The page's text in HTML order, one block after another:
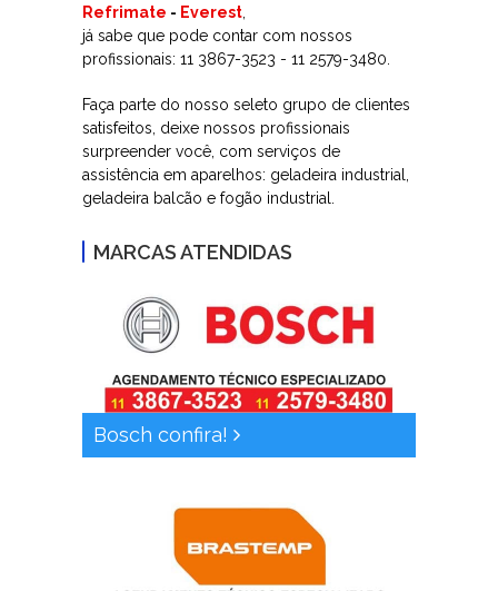
Refrimate - Everest
já sabe que pode contar com nossos
profissionais: 11 3867-3523 - 11 2579-3480.
Faça parte do nosso seleto grupo de clientes
satisfeitos, deixe nossos profissionais
surpreender você, com serviços de
assistência em aparelhos: geladeira industrial,
geladeira balcão e fogão industrial.
MARCAS ATENDIDAS
Bosch confira!